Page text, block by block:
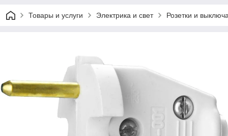
Товары и услуги Электрика и свет Розетки и